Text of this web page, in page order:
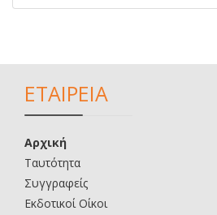
ΕΤΑΙΡΕΙΑ
Αρχική
Ταυτότητα
Συγγραφείς
Εκδοτικοί Οίκοι